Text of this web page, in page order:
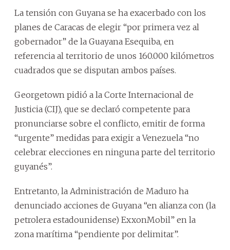
La tensión con Guyana se ha exacerbado con los
planes de Caracas de elegir “por primera vez al
gobernador” de la Guayana Esequiba, en
referencia al territorio de unos 160.000 kilómetros
cuadrados que se disputan ambos países.
Georgetown pidió a la Corte Internacional de
Justicia (CIJ), que se declaró competente para
pronunciarse sobre el conflicto, emitir de forma
“urgente” medidas para exigir a Venezuela “no
celebrar elecciones en ninguna parte del territorio
guyanés”.
Entretanto, la Administración de Maduro ha
denunciado acciones de Guyana “en alianza con (la
petrolera estadounidense) ExxonMobil” en la
zona marítima “pendiente por delimitar”.